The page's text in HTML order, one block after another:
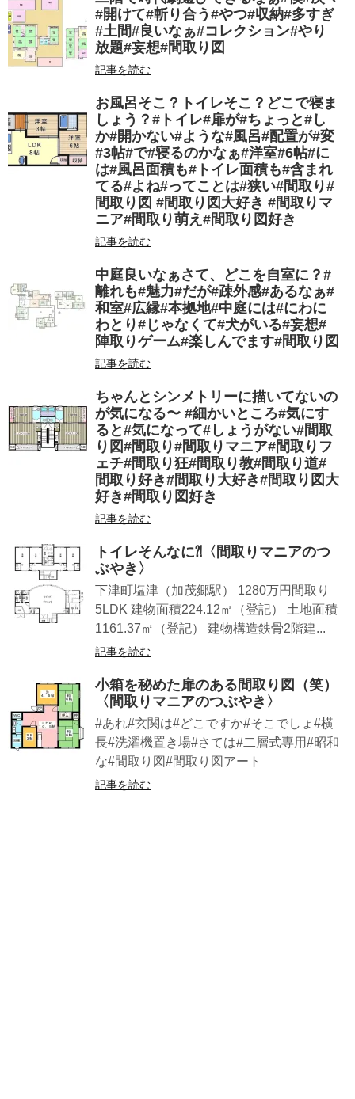
#開けて#斬り合う#やつ#収納#多すぎ
#土間#良いなぁ#コレクション#やり
放題#妄想#間取り図
記事を読む
お風呂そこ？トイレそこ？どこで寝ま
しょう？#トイレ#扉が#ちょっと#し
か#開かない#ような#風呂#配置が#変
#3帖#で#寝るのかなぁ#洋室#6帖#に
は#風呂面積も#トイレ面積も#含まれ
てる#よね#ってことは#狭い#間取り#
間取り図 #間取り図大好き #間取りマ
ニア#間取り萌え#間取り図好き
記事を読む
中庭良いなぁさて、どこを自室に？#
離れも#魅力#だが#疎外感#あるなぁ#
和室#広縁#本拠地#中庭には#にわに
わとり#じゃなくて#犬がいる#妄想#
陣取りゲーム#楽しんでます#間取り図
記事を読む
ちゃんとシンメトリーに描いてないの
が気になる〜 #細かいところ#気にす
ると#気になって#しょうがない#間取
り図#間取り#間取りマニア#間取りフ
ェチ#間取り狂#間取り教#間取り道#
間取り好き#間取り大好き#間取り図大
好き#間取り図好き
記事を読む
トイレそんなに⁈〈間取りマニアのつ
ぶやき〉
下津町塩津（加茂郷駅） 1280万円間取り
5LDK 建物面積224.12㎡（登記） 土地面積
1161.37㎡（登記） 建物構造鉄骨2階建...
記事を読む
小箱を秘めた扉のある間取り図（笑）
〈間取りマニアのつぶやき〉
#あれ#玄関は#どこですか#そこでしょ#横
長#洗濯機置き場#さては#二層式専用#昭和
な#間取り図#間取り図アート
記事を読む